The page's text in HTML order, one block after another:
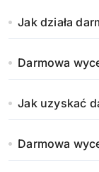
Jak działa
Darmowa
Jak uzyskać
Darmowa